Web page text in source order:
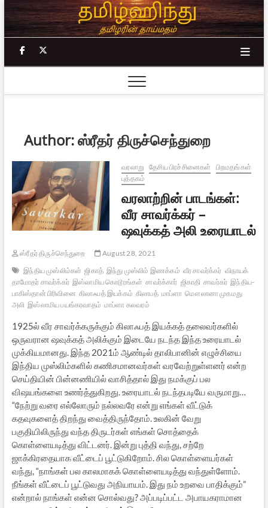
Skip
to
content
facebook
Author:ஸ்ரீதர் திருச்செந்துறை
வரலாறு தேசிய பிரச்சினைகள்
பிறமதங்கள்
புத்தகம்
வரலாற்றின் பாடங்கள்:
வீர சாவர்க்கர் –
ஷவுக்கத் அலி உரையாடல்
ஸ்ரீதர் திருச்செந்துறை
August 28, 2021
இந்திய முஸ்லிம்கள் ஜிகாத் இந்து முஸ்லிம் இணக்கம் வீர சாவர்க்கர் விநாயக்
தாமோதர் சாவர்க்கர் இஸ்லாமிய கொடூரங்கள் சாவர்க்கார் ஜிகாதி சாவர்கர் இந்திய-
பாகிஸ்தான் பிரிவினை கிலாஃபத் இயக்கம் கிலாபத் மாப்ளா மௌலானா முகமது
அலி இஸ்லாமிய பயங்கரவாதம் மாப்ளா கலவரம்
1925ல் வீர சாவர்க்கருக்கும் கிலாஃபத் இயக்கத் தலைவர்களில்
ஒருவரான ஷவுக்கத் அலிக்கும் இடையே நடந்த இந்த உரையாடல்
முக்கியமானது. இந்த 2021ம் ஆண்டில் தாலிபானின் எழுச்சியை
இந்திய முஸ்லிம்களில் கணிசமானவர்கள் வரவேற்றுள்ளனர் என்ற
செய்தியின் பின்னணியில் வாசித்தால் இது நமக்குப் பல
விஷயங்களை உணர்த்துகிறது. உரையாடல் நடந்தபடியே வருமாறு…
“நேற்று வரை எல்லோரும் நல்லவரே என்று எங்கள் வீட்டுக்
கதவுகளைத் திறந்து வைத்திருந்தோம். உலகின் வேறு
பகுதியிலிருந்து வந்த திருடர்கள் எங்கள் சொத்தைக்
கொள்ளையடித்து விட்டனர். இன்று புத்தி வந்து, சற்றே
ஜாக்கிரதையாக வீட்டைப் பூட்டுகிறோம். சில கொள்ளையர்கள்
வந்து, “நாங்கள் பல காலமாகக் கொள்ளையடித்து வந்துள்ளோம்.
நீங்கள் வீட்டைப் பூட்டுவது அநியாயம். இது நம் உறவை பாதிக்கும்”
என்றால் நாங்கள் என்ன சொல்வது? அப்படிப்பட்ட அபாயகராமான